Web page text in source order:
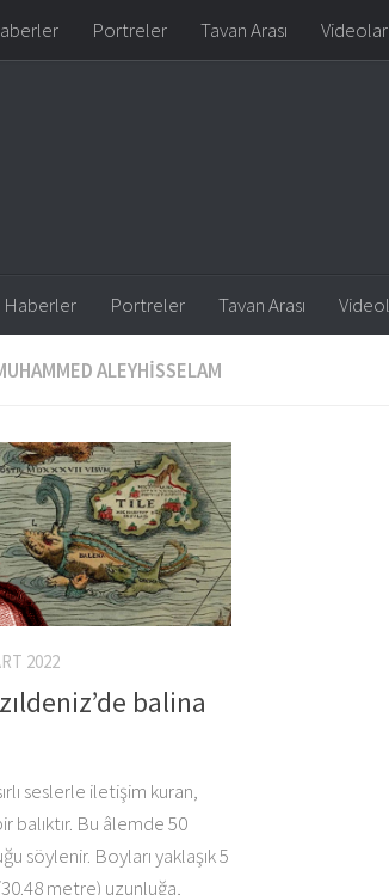
Portreler Tavan Arası Videolar
Haberler Portreler Tavan Arası
ALEYHISSELAM
2022
balina
seslerle iletişim kuran,
balıktır. Bu âlemde 50
söylenir. Boyları yaklaşık 5
metre) uzunluğa,